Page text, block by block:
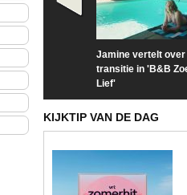
Jamine vertelt over
transitie in 'B&B
Lief'
KIJKTIP VAN DE DAG